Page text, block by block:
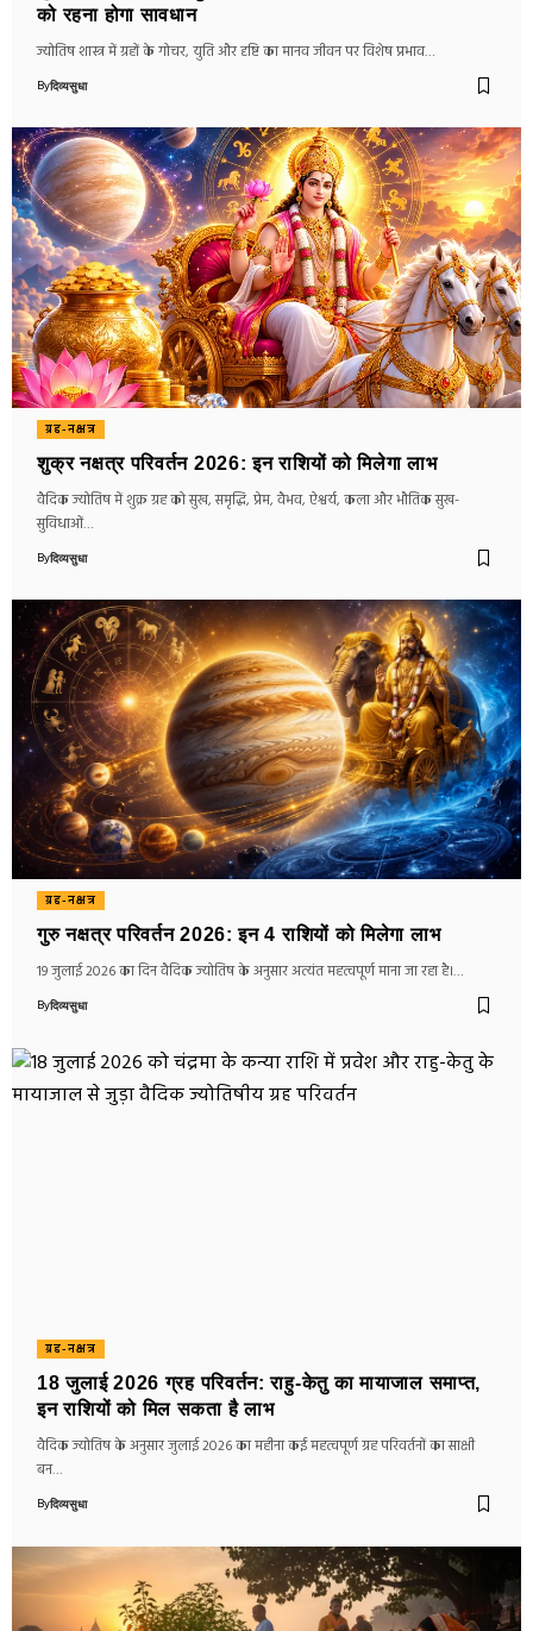
को रहना होगा सावधान
ज्योतिष शास्त्र में ग्रहों के गोचर, युति और दृष्टि का मानव जीवन पर विशेष प्रभाव…
Byदिव्यसुधा
ग्रह-नक्षत्र
शुक्र नक्षत्र परिवर्तन 2026: इन राशियों को मिलेगा लाभ
वैदिक ज्योतिष में शुक्र ग्रह को सुख, समृद्धि, प्रेम, वैभव, ऐश्वर्य, कला और भौतिक सुख-
सुविधाओं…
Byदिव्यसुधा
ग्रह-नक्षत्र
गुरु नक्षत्र परिवर्तन 2026: इन 4 राशियों को मिलेगा लाभ
19 जुलाई 2026 का दिन वैदिक ज्योतिष के अनुसार अत्यंत महत्वपूर्ण माना जा रहा है।…
Byदिव्यसुधा
ग्रह-नक्षत्र
18 जुलाई 2026 ग्रह परिवर्तन: राहु-केतु का मायाजाल समाप्त,
इन राशियों को मिल सकता है लाभ
वैदिक ज्योतिष के अनुसार जुलाई 2026 का महीना कई महत्वपूर्ण ग्रह परिवर्तनों का साक्षी
बन…
Byदिव्यसुधा